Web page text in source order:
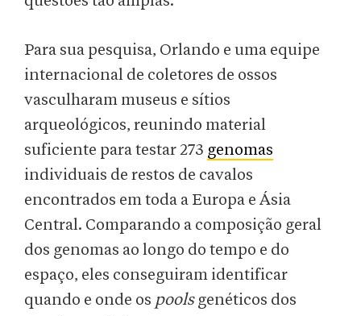
Para sua pesquisa, Orlando e uma equipe
internacional de coletores de ossos
vasculharam museus e sítios
arqueológicos, reunindo material
suficiente para testar 273 genomas
individuais de restos de cavalos
encontrados em toda a Europa e Ásia
Central. Comparando a composição geral
dos genomas ao longo do tempo e do
espaço, eles conseguiram identificar
quando e onde os poolsgenéticos dos